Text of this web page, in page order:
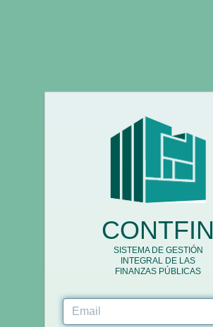
CONTFIN
SISTEMA DE GESTIÓN
INTEGRAL DE LAS
FINANZAS PÚBLICAS